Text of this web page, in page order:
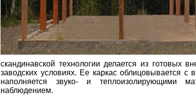
скандинавской технологии делается из готовых
заводских условиях. Ее каркас облицовывается
наполняется звуко- и теплоизолирующими
наблюдением.